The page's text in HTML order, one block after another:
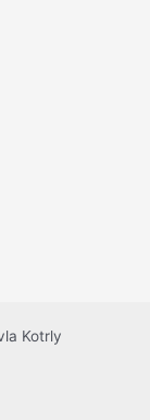
Kotrly